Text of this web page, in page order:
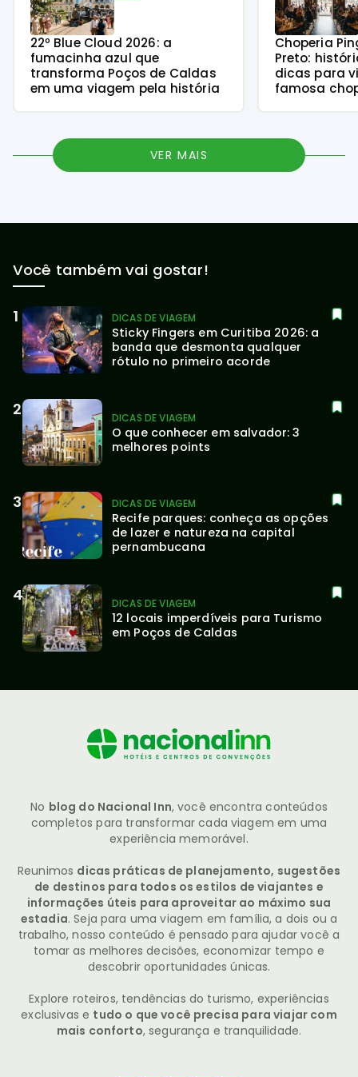
22º Blue Cloud 2026: a
fumacinha azul que
transforma Poços de Caldas
em uma viagem pela história
Choperia
Preto:
dicas para
famosa
VER MAIS
Você também vai gostar!
DICAS DE VIAGEM
Sticky Fingers em Curitiba 2026: a
banda que desmonta qualquer
rótulo no primeiro acorde
DICAS DE VIAGEM
O que conhecer em salvador: 3
melhores points
DICAS DE VIAGEM
Recife parques: conheça as opções
de lazer e natureza na capital
pernambucana
DICAS DE VIAGEM
12 locais imperdíveis para Turismo
em Poços de Caldas
No blog do Nacional Inn, você encontra conteúdos
completos para transformar cada viagem em uma
experiência memorável.
Reunimos dicas práticas de planejamento, sugestões
de destinos para todos os estilos de viajantes e
informações úteis para aproveitar ao máximo sua
estadia. Seja para uma viagem em família, a dois ou a
trabalho, nosso conteúdo é pensado para ajudar você a
tomar as melhores decisões, economizar tempo e
descobrir oportunidades únicas.
Explore roteiros, tendências do turismo, experiências
exclusivas e tudo o que você precisa para viajar com
mais conforto, segurança e tranquilidade.